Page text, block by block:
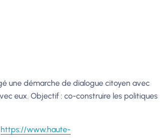
une démarche de dialogue citoyen avec
eux. Objectif : co-construire les politiques
https://www.haute-